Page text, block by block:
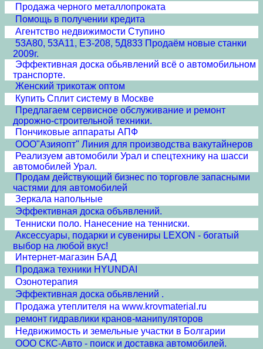
Продажа черного металлопроката
Помощь в получении кредита
Агентство недвижимости Ступино
53А80, 53А11, ЕЗ-208, 5Д833 Продаём новые станки
2009г.
Эффективная доска обьявлений всё о автомобильном
транспорте.
Женский трикотаж оптом
Купить Сплит систему в Москве
Предлагаем сервисное обслуживание и ремонт
дорожно-строительной техники.
Пончиковые аппараты АПФ
ООО"Азияопт" Линия для производства вакутайнеров
Реализуем автомобили Урал и спецтехнику на шасси
автомобилей Урал.
Продам действующий бизнес по торговле запасными
частями для автомобилей
Зеркала напольные
Эффективная доска объявлений.
Тенниски поло. Нанесение на тенниски.
Аксессуары, подарки и сувениры LEXON - богатый
выбор на любой вкус!
Интернет-магазин БАД
Продажа техники HYUNDAI
Озонотерапия
Эффективная доска обьявлений .
Продажа утеплителя на www.krovmaterial.ru
ремонт гидравлики кранов-манипуляторов
Недвижимость и земельные участки в Болгарии
ООО СКС-Авто - поиск и доставка автомобилей.